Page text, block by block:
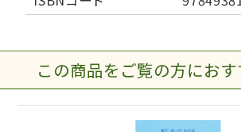
この商品をご覧の方にお